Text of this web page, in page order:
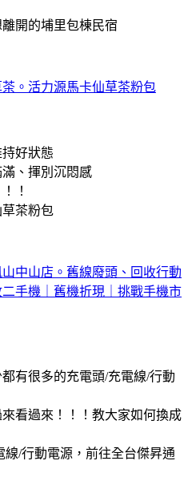
開的埔里包棟民宿
。活力源馬卡仙草茶粉包
好狀態
、揮別沉悶感
！
茶粉包
中山店。舊線廢頭、回收行動
手機｜舊機折現｜挑戰手機市
有很多的充電頭/充電線/行動
看過來！！！教大家如何換成
/行動電源，前往全台傑昇通